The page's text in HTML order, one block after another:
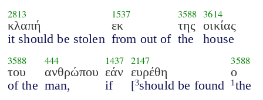
2813
κλαπή
it should be stolen
1537
εκ
from out of
3588
της
the
3614
οικίας
house
3588
του
of the
444
ανθρώπου
man,
1437
εάν
if
2147
ευρέθη
[3should be found
3588
ο
1 the